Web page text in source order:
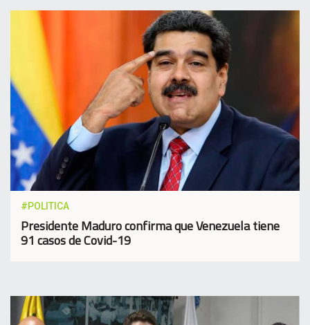
#POLITICA
Presidente Maduro confirma que Venezuela tiene
91 casos de Covid-19